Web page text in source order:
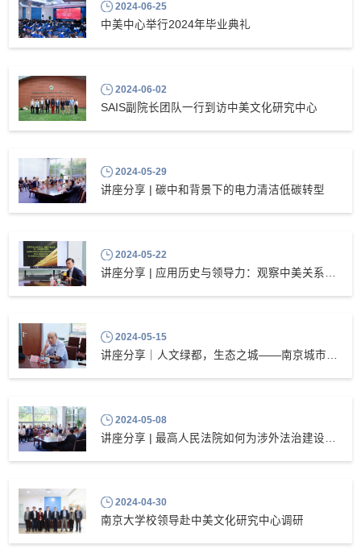
2024-06-25
中美中心举行2024年毕业典礼
2024-06-02
SAIS副院长团队一行到访中美文化研究中心
2024-05-29
讲座分享 | 碳中和背景下的电力清洁低碳转型
2024-05-22
2024-05-15
讲座分享｜人文绿都，生态之城——南京城市发展与保护
2024-05-08
2024-04-30
南京大学校领导赴中美文化研究中心调研